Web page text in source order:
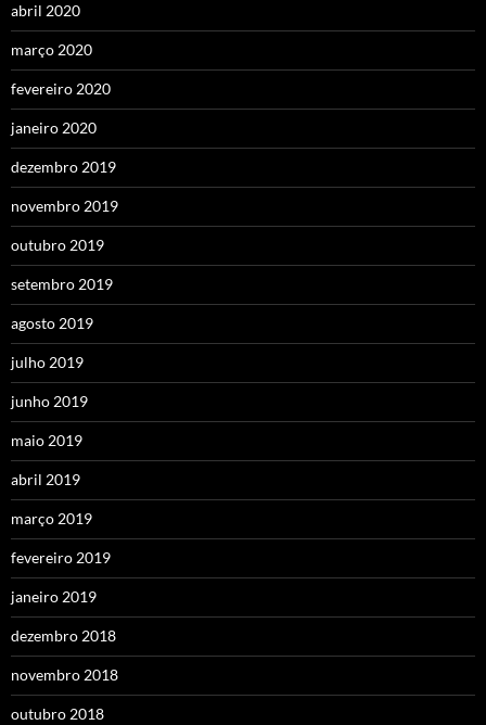
abril 2020
março 2020
fevereiro 2020
janeiro 2020
dezembro 2019
novembro 2019
outubro 2019
setembro 2019
agosto 2019
julho 2019
junho 2019
maio 2019
abril 2019
março 2019
fevereiro 2019
janeiro 2019
dezembro 2018
novembro 2018
outubro 2018